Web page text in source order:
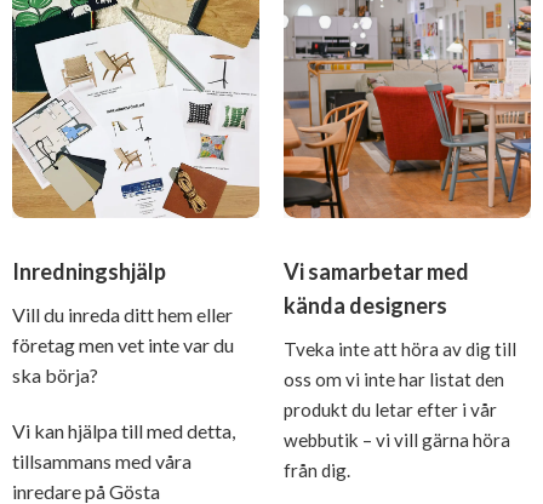
Inredningshjälp
Vill du inreda ditt hem eller
företag men vet inte var du
ska börja?
Vi kan hjälpa till med detta,
tillsammans med våra
inredare på Gösta
Vi samarbetar med
kända designers
Tveka inte att höra av dig till
oss om vi inte har listat den
produkt du letar efter i vår
webbutik – vi vill gärna höra
från dig.